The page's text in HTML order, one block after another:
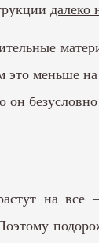
далеко
меньше на
он безусловно
на все